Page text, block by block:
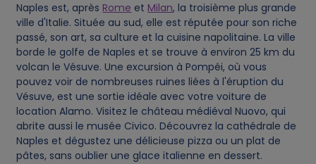
Naples est, après Rome et Milan, la troisième plus grande
ville d'Italie. Située au sud, elle est réputée pour son riche
passé, son art, sa culture et la cuisine napolitaine. La ville
borde le golfe de Naples et se trouve à environ 25 km du
volcan le Vésuve. Une excursion à Pompéi, où vous
pouvez voir de nombreuses ruines liées à l'éruption du
Vésuve, est une sortie idéale avec votre voiture de
location Alamo. Visitez le château médiéval Nuovo, qui
abrite aussi le musée Civico. Découvrez la cathédrale de
Naples et dégustez une délicieuse pizza ou un plat de
pâtes, sans oublier une glace italienne en dessert.